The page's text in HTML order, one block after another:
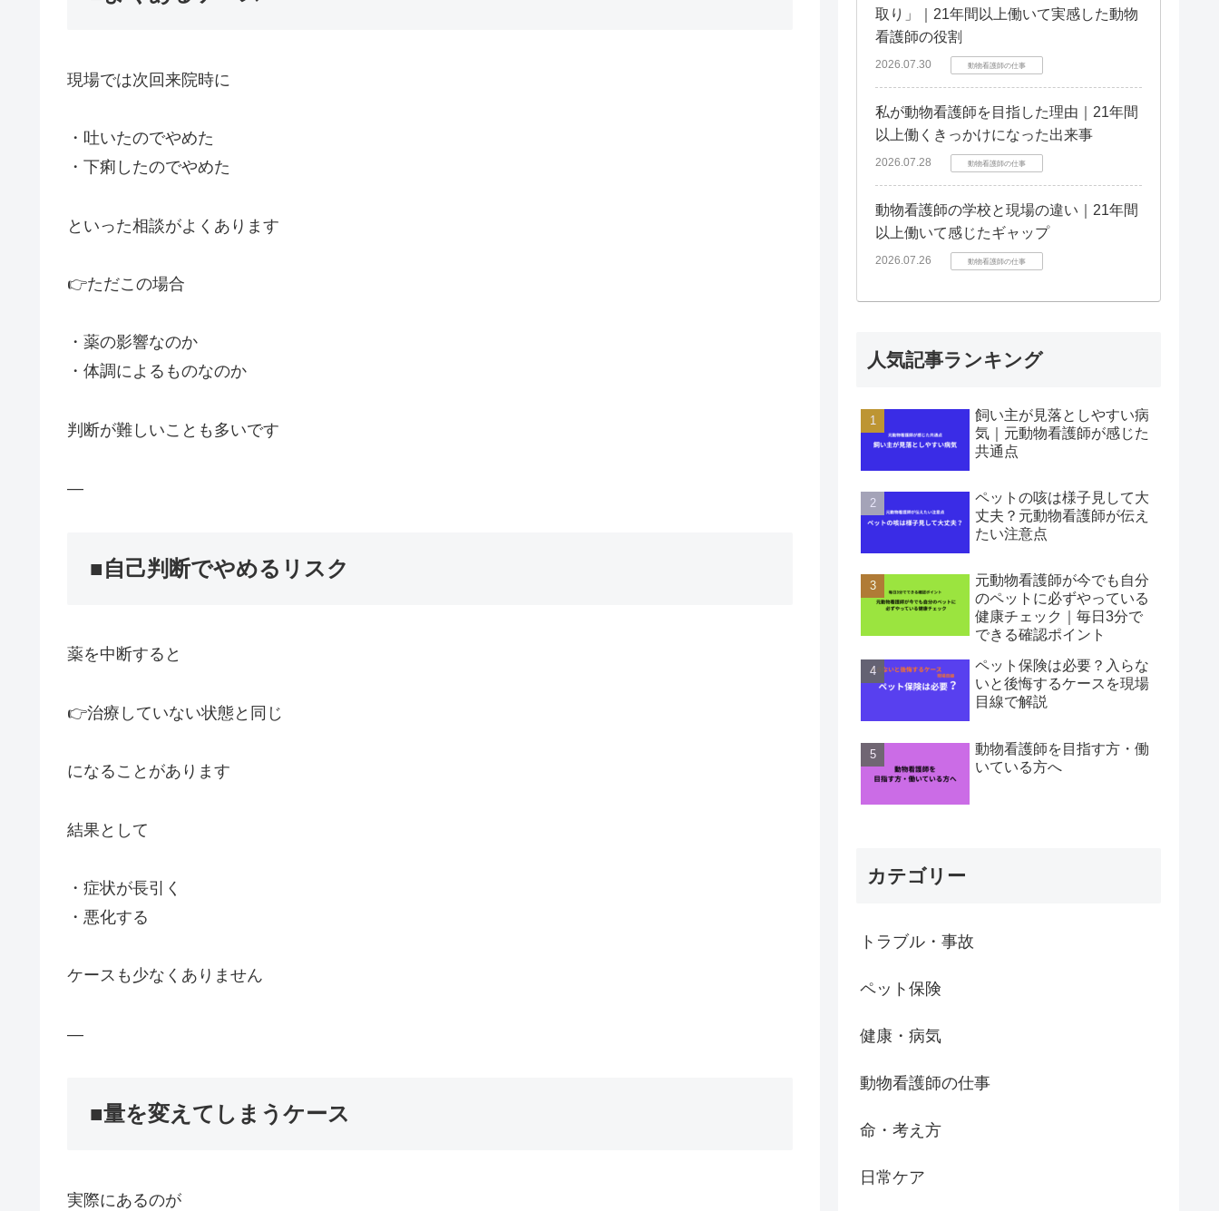
現場では次回来院時に
・吐いたのでやめた
・下痢したのでやめた
といった相談がよくあります
👉ただこの場合
・薬の影響なのか
・体調によるものなのか
判断が難しいことも多いです
—
■自己判断でやめるリスク
薬を中断すると
👉治療していない状態と同じ
になることがあります
結果として
・症状が長引く
・悪化する
ケースも少なくありません
—
■量を変えてしまうケース
実際にあるのが
取り」｜21年間以上働いて実感した動物
看護師の役割
2026.07.30 動物看護師の仕事
私が動物看護師を目指した理由｜21年間
以上働くきっかけになった出来事
2026.07.28 動物看護師の仕事
動物看護師の学校と現場の違い｜21年間
以上働いて感じたギャップ
2026.07.26 動物看護師の仕事
人気記事ランキング
飼い主が見落としやすい病
気｜元動物看護師が感じた
共通点
ペットの咳は様子見して大
丈夫？元動物看護師が伝え
たい注意点
元動物看護師が今でも自分
のペットに必ずやっている
健康チェック｜毎日3分で
できる確認ポイント
ペット保険は必要？入らな
いと後悔するケースを現場
目線で解説
動物看護師を目指す方・働
いている方へ
カテゴリー
トラブル・事故
ペット保険
健康・病気
動物看護師の仕事
命・考え方
日常ケア